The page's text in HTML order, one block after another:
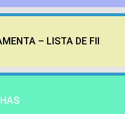
– LISTA DE FII